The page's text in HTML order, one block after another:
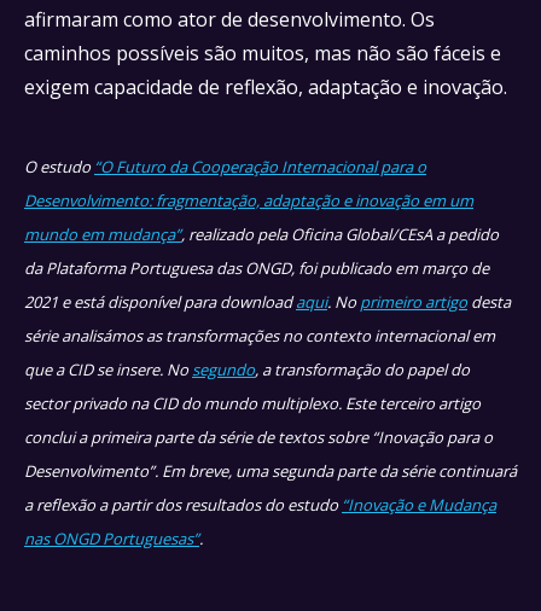
afirmaram como ator de desenvolvimento. Os
caminhos possíveis são muitos, mas não são fáceis e
exigem capacidade de reflexão, adaptação e inovação.
O estudo “O Futuro da Cooperação Internacional para o
Desenvolvimento: fragmentação, adaptação e inovação em um
mundo em mudança”, realizado pela Oficina Global/CEsA a pedido
da Plataforma Portuguesa das ONGD, foi publicado em março de
2021 e está disponível para downloadaqui. Noprimeiro artigo desta
série analisámos as transformações no contexto internacional em
que a CID se insere. Nosegundo, a transformação do papel do
sector privado na CID do mundo multiplexo. Este terceiro artigo
conclui a primeira parte da série de textos sobre “Inovação para o
Desenvolvimento”. Em breve, uma segunda parte da série continuará
a reflexão a partir dos resultados do estudo “Inovação e Mudança
nas ONGD Portuguesas”.